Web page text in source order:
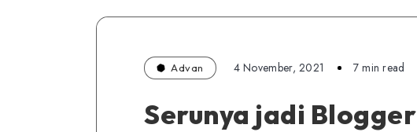
Advan 4 November, 2021 7 min read
Serunya jadi Blogger